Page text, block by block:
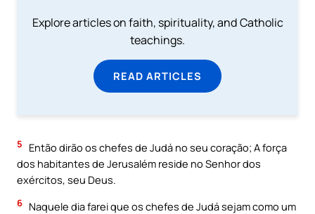
Explore articles on faith, spirituality, and Catholic
teachings.
READ ARTICLES
5
Então dirão os chefes de Judá no seu coração; A força
dos habitantes de Jerusalém reside no Senhor dos
exércitos, seu Deus.
6 Naquele dia farei que os chefes de Judá sejam como um